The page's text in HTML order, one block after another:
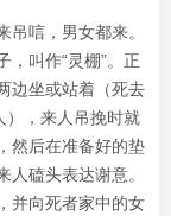
唁，男女都来。
，叫作“灵棚”。正
边坐或站着（死去
），来人吊挽时就
然后在准备好的垫
磕头表达谢意。
并向死者家中的女